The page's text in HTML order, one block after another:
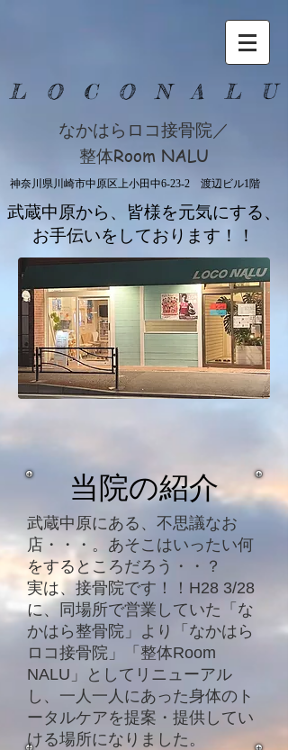
​L O C O N A L U
なかはらロコ接骨院／
整体Room NALU
神奈川県川崎市中原区上小田中6-23-2 渡辺ビル1階
​武蔵中原から、皆様を元気にする、
お手伝いをしております！！
当院の紹介
武蔵中原にある、不思議なお
店・・・。 あそこはいったい何
をするところだろう・・？
実は、接骨院です！！ H28 3/28
に、同場所で営業していた「な
かはら整骨院」より「なかはら
ロコ接骨院」「整体Room
NALU」としてリニューアル
し、一人一人にあった身体のト
ータルケアを提案・提供してい
ける場所になりました。